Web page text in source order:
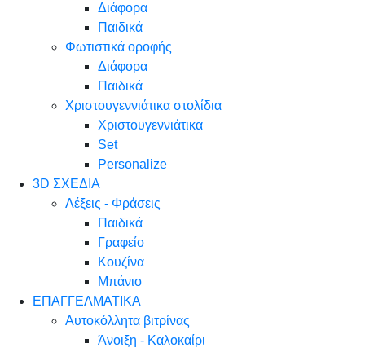
Διάφορα
Παιδικά
Φωτιστικά οροφής
Διάφορα
Παιδικά
Χριστουγεννιάτικα στολίδια
Χριστουγεννιάτικα
Set
Personalize
3D ΣΧΕΔΙΑ
Λέξεις - Φράσεις
Παιδικά
Γραφείο
Κουζίνα
Μπάνιο
ΕΠΑΓΓΕΛΜΑΤΙΚΑ
Αυτοκόλλητα βιτρίνας
Άνοιξη - Καλοκαίρι